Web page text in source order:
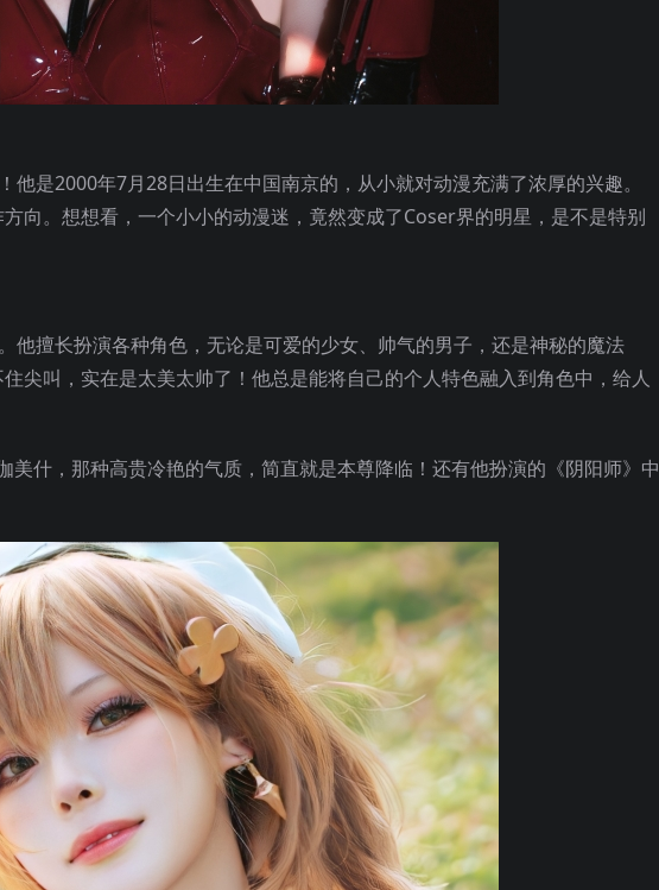
是2000年7月28日出生在中国南京的，从小就对动漫充满了浓厚的兴趣。
向。想想看，一个小小的动漫迷，竟然变成了Coser界的明星，是不是特别
擅长扮演各种角色，无论是可爱的少女、帅气的男子，还是神秘的魔法
尖叫，实在是太美太帅了！他总是能将自己的个人特色融入到角色中，给人
什，那种高贵冷艳的气质，简直就是本尊降临！还有他扮演的《阴阳师》中